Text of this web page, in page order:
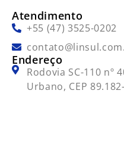
Atendimento
+55 (47) 3525-0202
Endereço
Rodovia SC-110 nº
Urbano, CEP